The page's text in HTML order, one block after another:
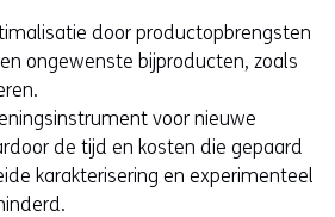
door productopbrengsten
ongewenste bijproducten, zoals
voor nieuwe
de tijd en kosten die gepaard
karakterisering en experimenteel